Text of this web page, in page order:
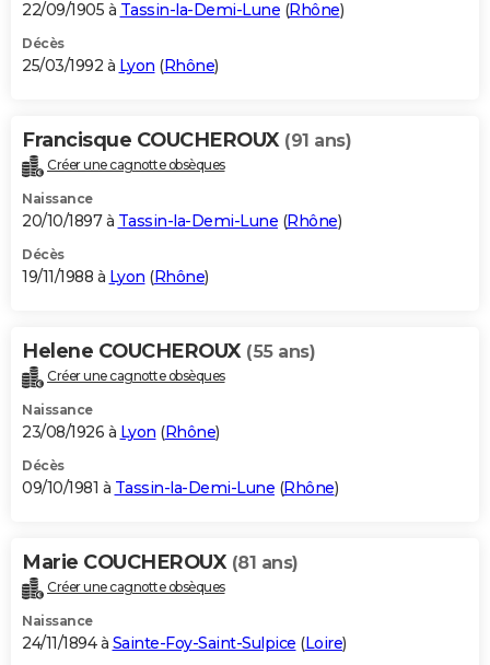
22/09/1905 à Tassin-la-Demi-Lune (Rhône)
Décès
25/03/1992 à Lyon (Rhône)
Francisque COUCHEROUX (91 ans)
Créer une cagnotte obsèques
Naissance
20/10/1897 à Tassin-la-Demi-Lune (Rhône)
Décès
19/11/1988 à Lyon (Rhône)
Helene COUCHEROUX (55 ans)
Créer une cagnotte obsèques
Naissance
23/08/1926 à Lyon (Rhône)
Décès
09/10/1981 à Tassin-la-Demi-Lune (Rhône)
Marie COUCHEROUX (81 ans)
Créer une cagnotte obsèques
Naissance
24/11/1894 à Sainte-Foy-Saint-Sulpice (Loire)